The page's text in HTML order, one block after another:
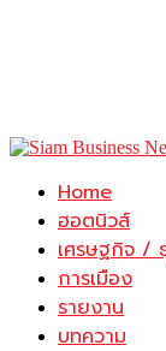
Home
ฮอตนิวส์
เศรษฐกิจ /
การเมือง
รายงาน
บทความ